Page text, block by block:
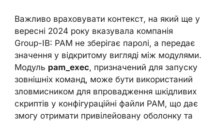
Важливо враховувати контекст, на який ще у
вересні 2024 року вказувала компанія
Group-IB: PAM не зберігає паролі, а передає
значення у відкритому вигляді між модулями.
Модуль pam_exec, призначений для запуску
зовнішніх команд, може бути використаний
зловмисником для впровадження шкідливих
скриптів у конфігураційні файли PAM, що дає
змогу отримати привілейовану оболонку та